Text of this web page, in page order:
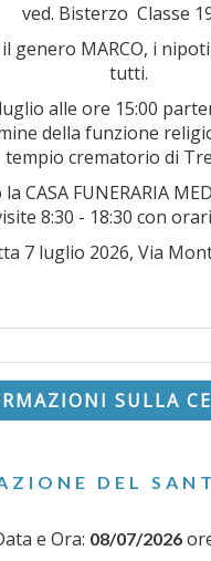
ved. Bisterzo Classe
MARCO, i
tutti.
alle ore 15:00
della funzione
tempio crematorio di
CASA FUNERARIA
8:30 - 18:30 con
7 luglio 2026, Via
SULLA
DEL
e Ora: 08/07/2026